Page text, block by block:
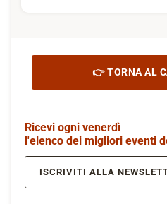
👉 TORNA AL
Ricevi ogni venerdì
l'elenco dei migliori eventi
ISCRIVITI ALLA